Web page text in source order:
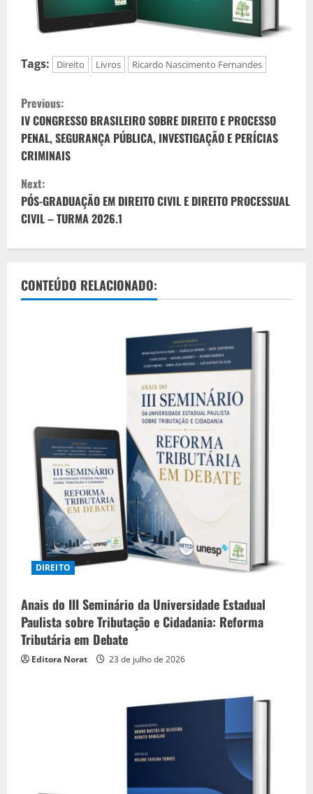
Tags: Direito Livros Ricardo Nascimento Fernandes
C
o
n
t
i
n
u
e
Previous:
IV CONGRESSO BRASILEIRO SOBRE DIREITO E PROCESSO
PENAL, SEGURANÇA PÚBLICA, INVESTIGAÇÃO E PERÍCIAS
CRIMINAIS
Next:
PÓS-GRADUAÇÃO EM DIREITO CIVIL E DIREITO PROCESSUAL
CIVIL – TURMA 2026.1
CONTEÚDO RELACIONADO:
DIREITO
Anais do III Seminário da Universidade Estadual
Paulista sobre Tributação e Cidadania: Reforma
Tributária em Debate
Editora Norat 23 de julho de 2026